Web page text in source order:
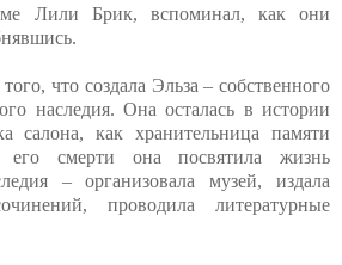
Лили Брик, вспоминал, как они
что создала Эльза – собственного
наследия. Она осталась в истории
салона, как хранительница памяти
его смерти она посвятила жизнь
– организовала музей, издала
проводила литературные